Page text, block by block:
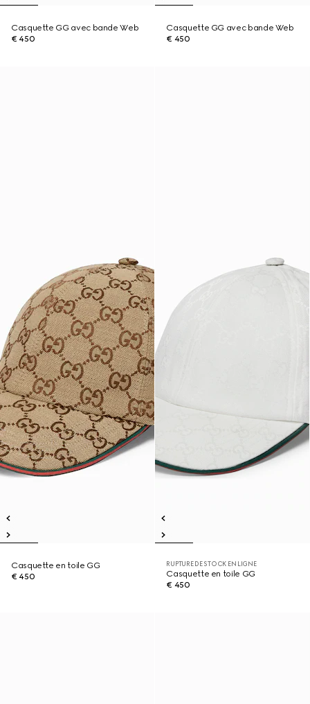
Casquette GG avec bande Web
€ 450
Casquette GG avec bande Web
€ 450
Casquette en toile GG
€ 450
RUPTURE DE STOCK EN LIGNE
Casquette en toile GG
€ 450